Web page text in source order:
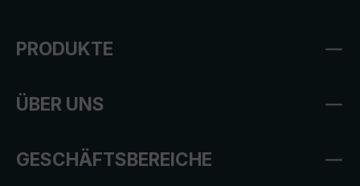
PRODUKTE
ÜBER UNS
GESCHÄFTSBEREICHE